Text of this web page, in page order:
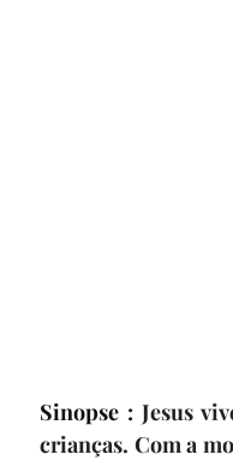
Sinopse : Jesus
crianças. Com a